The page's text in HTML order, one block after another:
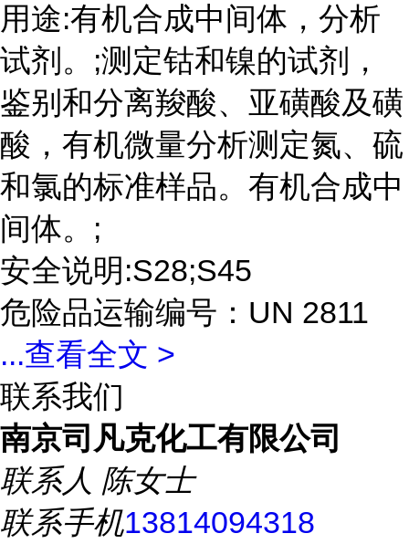
用途:有机合成中间体，分析
试剂。;测定钴和镍的试剂，
鉴别和分离羧酸、亚磺酸及磺
酸，有机微量分析测定氮、硫
和氯的标准样品。有机合成中
间体。;
安全说明:S28;S45
危险品运输编号：UN 2811
...查看全文 >
联系我们
南京司凡克化工有限公司
联系人 陈女士
联系手机13814094318